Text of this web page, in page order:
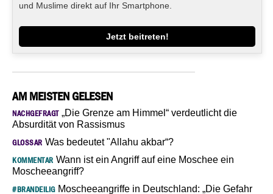
und Muslime direkt auf Ihr Smartphone.
Jetzt beitreten!
AM MEISTEN GELESEN
NACHGEFRAGT„Die Grenze am Himmel“ verdeutlicht die
Absurdität von Rassismus
GLOSSAR Was bedeutet "Allahu akbar“?
KOMMENTAR Wann ist ein Angriff auf eine Moschee ein
Moscheeangriff?
#BRANDEILIGMoscheeangriffe in Deutschland: „Die Gefahr